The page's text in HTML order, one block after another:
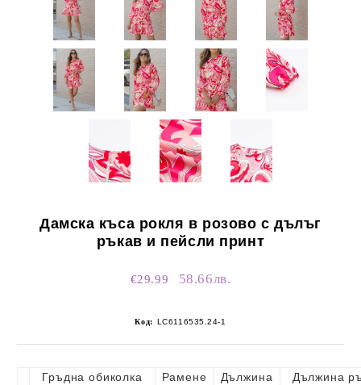
Дамска къса рокля в розово с дълъг
ръкав и пейсли принт
€29.99 58.66лв.
Код: LC6116535.24-1
Гръдна обиколка Рамене Дължина
Дължина